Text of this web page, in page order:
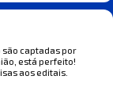
captadas por
está perfeito!
aos editais.